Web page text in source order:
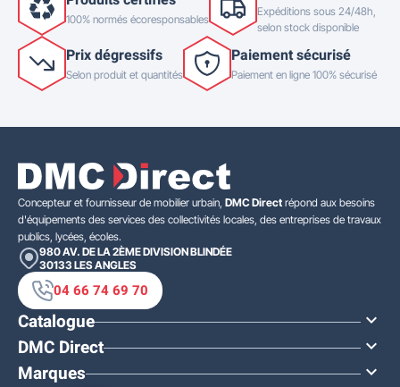
100% normés écoresponsables
Expéditions sous 24/48h,
selon stock disponible
Prix dégressifs
Selon produit et quantités
Paiement sécurisé
Paiement en ligne 100% sécurisé
Concepteur et fournisseur de mobilier urbain, DMC Direct répond aux besoins
d'équipements des services des collectivités locales, des entreprises de travaux
publics, lycées, écoles.
980 AV. DE LA 2ÈME DIVISION BLINDÉE
30133 LES ANGLES
04 66 74 69 70
Catalogue 
DMC Direct 
Marques 